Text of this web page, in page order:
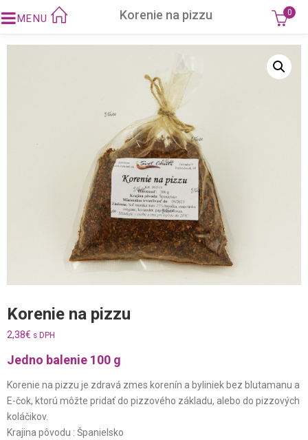
Korenie na pizzu 0
Korenie na pizzu
2,38€ s DPH
Jedno balenie 100 g
Korenie na pizzu je zdravá zmes korenín a byliniek bez blutamanu a
E-čok, ktorú môžte pridať do pizzového základu, alebo do pizzových
koláčikov.
Krajina pôvodu : Španielsko